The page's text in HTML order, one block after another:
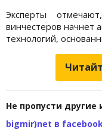
Эксперты
винчестеров начнет
технологий,
Не пропусти
bigmir)net в